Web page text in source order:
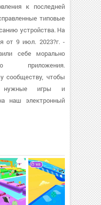
к последней
типовые
устройства. На
от 9 июл. 2023?г. -
себе морально
приложения.
сообществу, чтобы
нужные игры и
наш электронный